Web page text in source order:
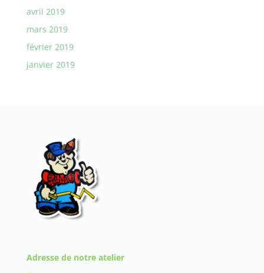
avril 2019
mars 2019
février 2019
janvier 2019
Adresse de notre atelier